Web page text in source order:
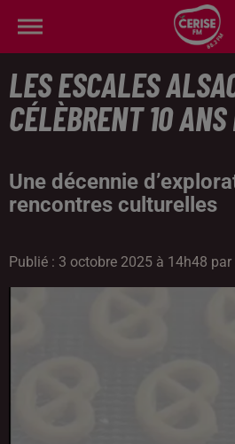
LES ESCALES
CÉLÈBRENT 10 ANS
Une décennie
rencontres culturelles
Publié : 3 octobre 2025 à 14h48